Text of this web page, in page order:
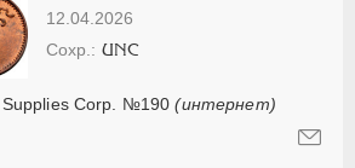
12.04.2026
Supplies Corp. №190(интернет)
UNC